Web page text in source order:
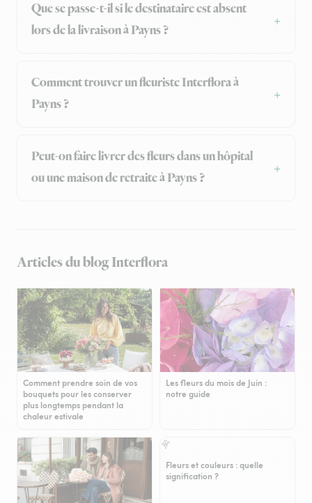
Que se passe-t-il si le destinataire est absent
lors de la livraison à Payns ?
Comment trouver un fleuriste Interflora à
Payns ?
Peut-on faire livrer des fleurs dans un hôpital
ou une maison de retraite à Payns ?
Articles du blog Interflora
Comment prendre soin de vos
bouquets pour les conserver
plus longtemps pendant la
chaleur estivale
Les fleurs du mois de Juin :
notre guide
Fleurs et couleurs : quelle
signification ?